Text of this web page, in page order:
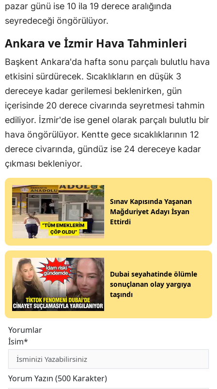
pazar günü ise 10 ila 19 derece aralığında
seyredeceği öngörülüyor.
Ankara ve İzmir Hava Tahminleri
Başkent Ankara'da hafta sonu parçalı bulutlu hava
etkisini sürdürecek. Sıcaklıkların en düşük 3
dereceye kadar gerilemesi beklenirken, gün
içerisinde 20 derece civarında seyretmesi tahmin
ediliyor. İzmir'de ise genel olarak parçalı bulutlu bir
hava öngörülüyor. Kentte gece sıcaklıklarının 12
derece civarında, gündüz ise 24 dereceye kadar
çıkması bekleniyor.
Sınav Kapısında Yaşanan
Mağduriyet Adayı İsyan
Ettirdi
Dubai seyahatinde ölümle
sonuçlanan olay yargıya
taşındı
Yorumlar
İsim*
Yorum Yazın (500 Karakter)